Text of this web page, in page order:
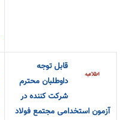
قابل توجه
داوطلبان محترم
شرکت کننده در
آزمون استخدامی مجتمع فولاد